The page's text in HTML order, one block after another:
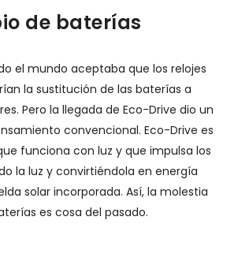
de baterías
el mundo aceptaba que los relojes
la sustitución de las baterías a
Pero la llegada de Eco-Drive dio un
convencional. Eco-Drive es
funciona con luz y que impulsa los
la luz y convirtiéndola en energía
solar incorporada. Así, la molestia
es cosa del pasado.